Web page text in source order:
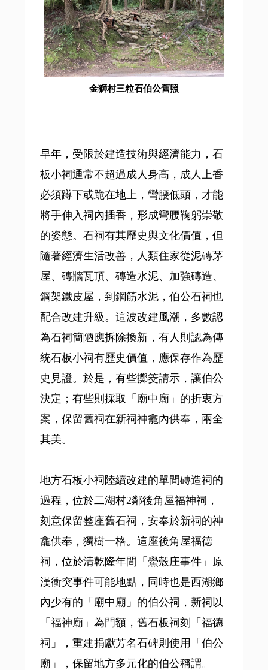
金獅村三粒石伯公舊照
早年，受限於建造技術與經濟能力，石
板小祠通常不超過成人身高，成人上香
必須蹲下或跪在地上，彎腰低頭，才能
將手伸入祠內插香，形成彎腰鞠躬崇敬
的姿態。石祠有其歷史與文化價值，但
隨著經濟生活改善，人類住家從泥磚茅
屋、磚牆瓦頂、磚造水泥、加強磚造、
鋼架鐵皮屋，到鋼筋水泥，伯公石祠也
配合改建升級。這波改建風潮，多數認
為石祠簡陋應拆除換新，有人則認為傳
統石板小祠有歷史價值，應保存作為歷
史見證。於是，有些擲筊請示，讓伯公
決定；有些則採取「廟中廟」的折衷方
案，保留舊祠在新祠神龕內供奉，兩全
其美。
地方石板小祠陸續改建的單間磚造祠的
過程，位於二湖村2鄰後角屋福神祠，
刻意保留整座舊石祠，安奉於新祠的神
龕供奉，獨樹一格。這座後角屋福德
祠，位於清乾隆年間「鱟殼庄事件」原
漢衝突事件可能地點，同時也是西湖鄉
內少有的「廟中廟」的伯公祠，新祠以
「福神廟」為門額，舊石板祠刻「福德
祠」，重建捐獻芳名石碑則使用「伯公
廟」，保留地方多元化的伯公稱謂。